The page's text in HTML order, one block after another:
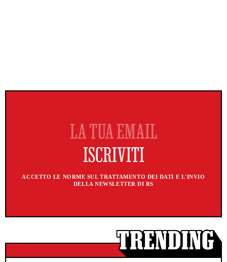
ACCETTO LE NORME SUL TRATTAMENTO DEI DATI E L'INVIO
DELLA NEWSLETTER DI RS